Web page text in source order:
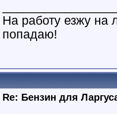
На работу езжу на
попадаю!
Re: Бензин для